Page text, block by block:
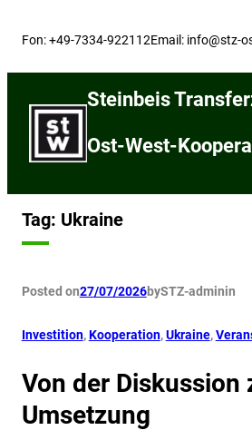
Fon: +49-7334-922112Email: info@stz-
Steinbeis
Ost-West-
Tag: Ukraine
Posted on27/07/2026bySTZ-adminin
Investition, Kooperation, Ukraine,
Von der Diskussion
Umsetzung